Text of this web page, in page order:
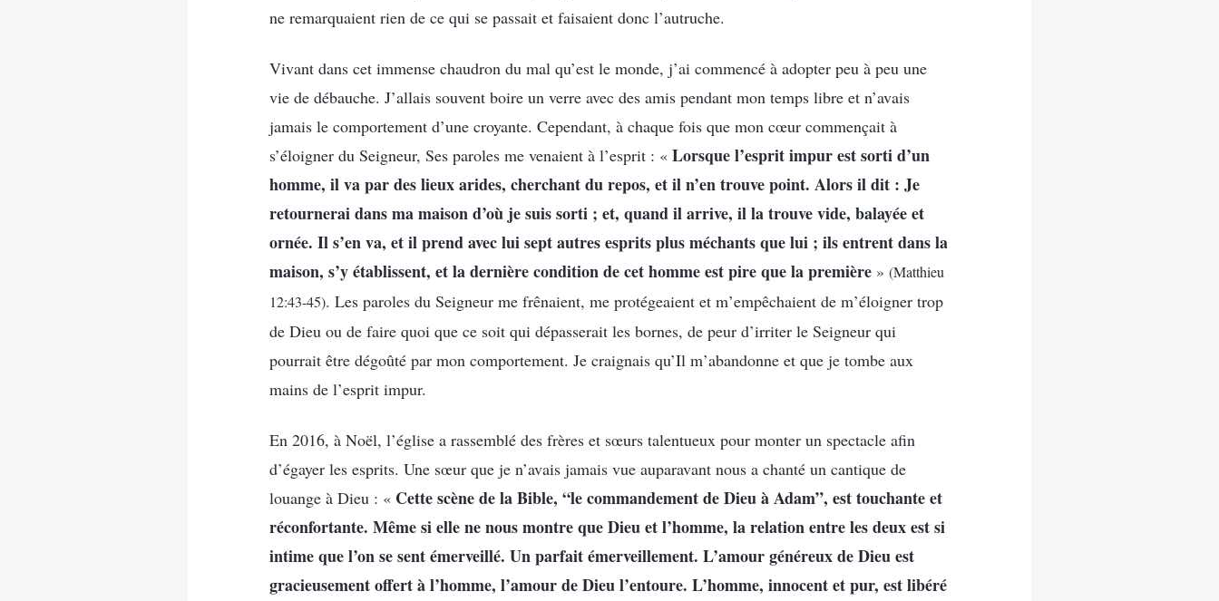
ne remarquaient rien de ce qui se passait et faisaient donc l’autruche.
Vivant dans cet immense chaudron du mal qu’est le monde, j’ai commencé à adopter peu à peu une
vie de débauche. J’allais souvent boire un verre avec des amis pendant mon temps libre et n’avais
jamais le comportement d’une croyante. Cependant, à chaque fois que mon cœur commençait à
s’éloigner du Seigneur, Ses paroles me venaient à l’esprit : « Lorsque l’esprit impur est sorti d’un
homme, il va par des lieux arides, cherchant du repos, et il n’en trouve point. Alors il dit : Je
retournerai dans ma maison d’où je suis sorti ; et, quand il arrive, il la trouve vide, balayée et
ornée. Il s’en va, et il prend avec lui sept autres esprits plus méchants que lui ; ils entrent dans la
maison, s’y établissent, et la dernière condition de cet homme est pire que la première » (Matthieu
12:43-45). Les paroles du Seigneur me frênaient, me protégeaient et m’empêchaient de m’éloigner trop
de Dieu ou de faire quoi que ce soit qui dépasserait les bornes, de peur d’irriter le Seigneur qui
pourrait être dégoûté par mon comportement. Je craignais qu’Il m’abandonne et que je tombe aux
mains de l’esprit impur.
En 2016, à Noël, l’église a rassemblé des frères et sœurs talentueux pour monter un spectacle afin
d’égayer les esprits. Une sœur que je n’avais jamais vue auparavant nous a chanté un cantique de
louange à Dieu : « Cette scène de la Bible, “le commandement de Dieu à Adam”, est touchante et
réconfortante. Même si elle ne nous montre que Dieu et l’homme, la relation entre les deux est si
intime que l’on se sent émerveillé. Un parfait émerveillement. L’amour généreux de Dieu est
gracieusement offert à l’homme, l’amour de Dieu l’entoure. L’homme, innocent et pur, est libéré